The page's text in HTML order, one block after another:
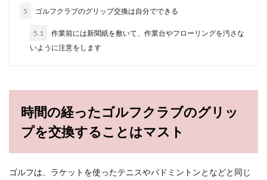
入れに手を抜かないのが鉄則
初めてのゴルフクラブの購入は打ちっ
初めてのゴルフクラブセットを買う予定でこれか
5 ゴルフクラブのグリップ交換は自分でできる
5.1
作業前には新聞紙を敷いて、作業台やフローリングを汚さな
いように注意をします
時間の経ったゴルフクラブのグリッ
プを交換することはマスト
ゴルフは、ラケットを使ったテニスやバドミントンとなどと同じ